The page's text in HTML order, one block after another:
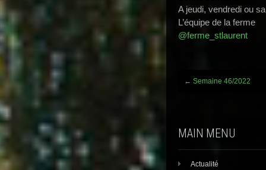
A jeudi, vendredi ou
L’équipe de la ferme
@ferme_stlaurent
Post
← Semaine 46/2022
MAIN MENU
Actualité